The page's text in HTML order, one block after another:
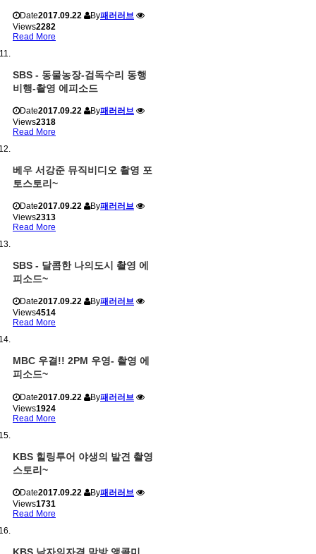
Date2017.09.22 By패러러브
Views2282
Read More
SBS - 동물농장-검독수리 동행
비행-촬영 에피소드
Date2017.09.22 By패러러브
Views2318
Read More
베우 서강준 뮤직비디오 촬영 포
토스토리~
Date2017.09.22 By패러러브
Views2313
Read More
SBS - 달콤한 나의도시 촬영 에
피소드~
Date2017.09.22 By패러러브
Views4514
Read More
MBC 우결!! 2PM 우영- 촬영 에
피소드~
Date2017.09.22 By패러러브
Views1924
Read More
KBS 힐링투어 야생의 발견 촬영
스토리~
Date2017.09.22 By패러러브
Views1731
Read More
KBS 남자의자격 막방 앵콜미